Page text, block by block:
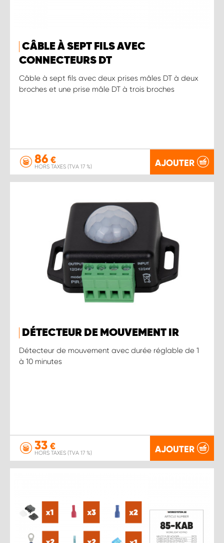
CÂBLE À SEPT FILS AVEC
CONNECTEURS DT
Câble à sept fils avec deux prises mâles DT à deux
broches et une prise mâle DT à trois broches
86 €
HORS TAXES (TVA 17 %) AJOUTER
DÉTECTEUR DE MOUVEMENT IR
Détecteur de mouvement avec durée réglable de 1
à 10 minutes
33 €
HORS TAXES (TVA 17 %) AJOUTER